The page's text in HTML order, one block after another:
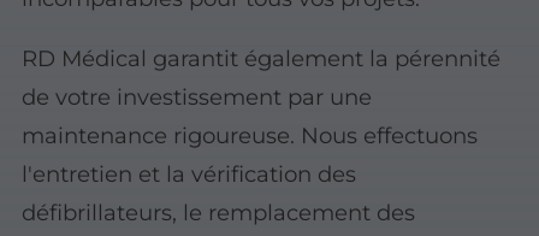
RD Médical garantit également la pérennité
de votre investissement par une
maintenance rigoureuse. Nous effectuons
l'entretien et la vérification des
défibrillateurs, le remplacement des